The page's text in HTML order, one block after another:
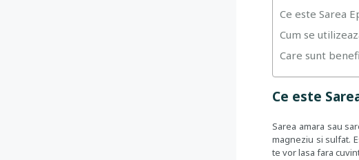
Ce este Sarea
Cum se
Care sunt
Ce este
Sarea amara sau
magneziu si sulfat.
te vor lasa fara